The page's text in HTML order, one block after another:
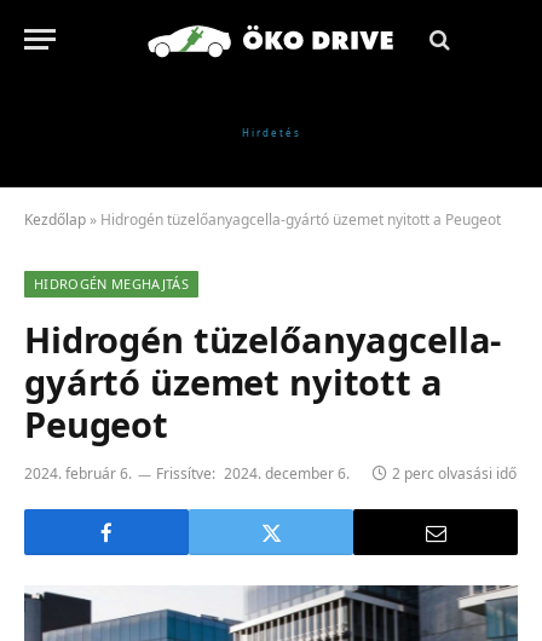
Kezdőlap » Hidrogén tüzelőanyagcella-gyártó üzemet nyitott a Peugeot
HIDROGÉN MEGHAJTÁS
Hidrogén tüzelőanyagcella-
gyártó üzemet nyitott a
Peugeot
2024. február 6. Frissítve: 2024. december 6. 2 perc olvasási idő